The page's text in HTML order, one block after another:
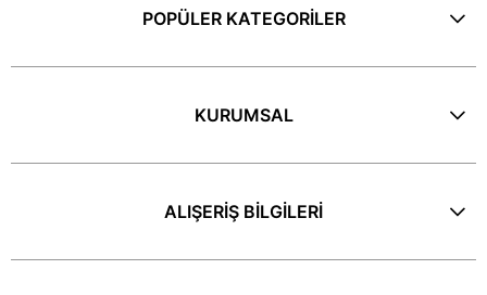
POPÜLER KATEGORİLER
KURUMSAL
ALIŞERİŞ BİLGİLERİ